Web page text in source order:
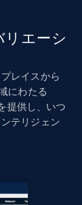
and
リエーシ
レイスから
にわたる
提供し、いつ
テリジェン